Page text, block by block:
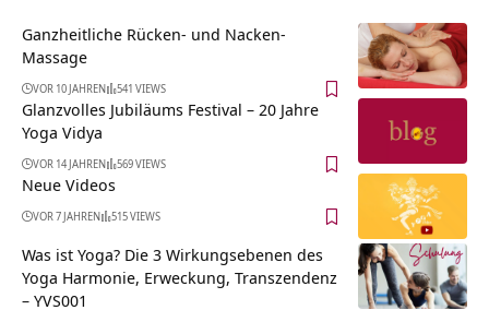
Ganzheitliche Rücken- und Nacken-
Massage
VOR 10 JAHREN 541 VIEWS
Glanzvolles Jubiläums Festival – 20 Jahre
Yoga Vidya
VOR 14 JAHREN 569 VIEWS
Neue Videos
VOR 7 JAHREN 515 VIEWS
Was ist Yoga? Die 3 Wirkungsebenen des
Yoga Harmonie, Erweckung, Transzendenz
– YVS001